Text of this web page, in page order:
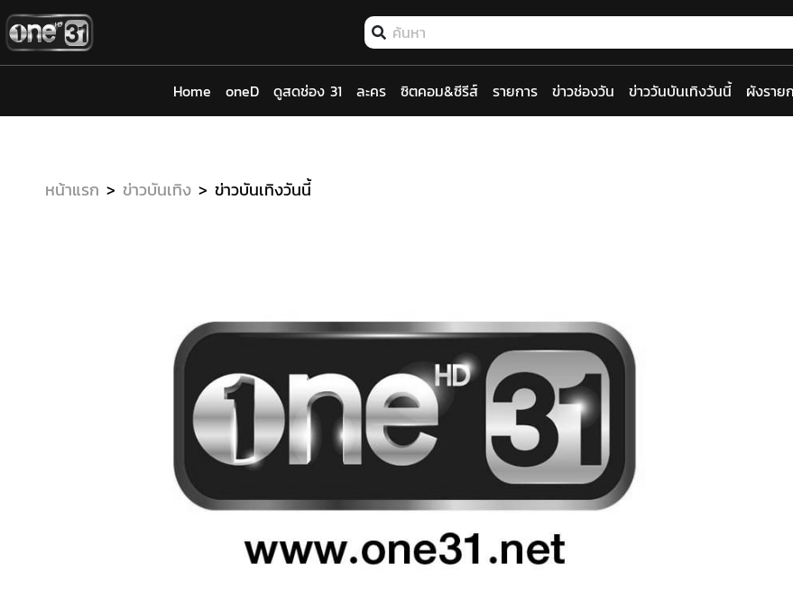
Home oneD ดูสดช่อง 31 ละคร ซิตคอม&ซีรีส์ รายการ ข่าวช่องวัน ข่าววันบันเทิงวันนี้ ผังราย
หน้าแรก ข่าวบันเทิง ข่าวบันเทิงวันนี้